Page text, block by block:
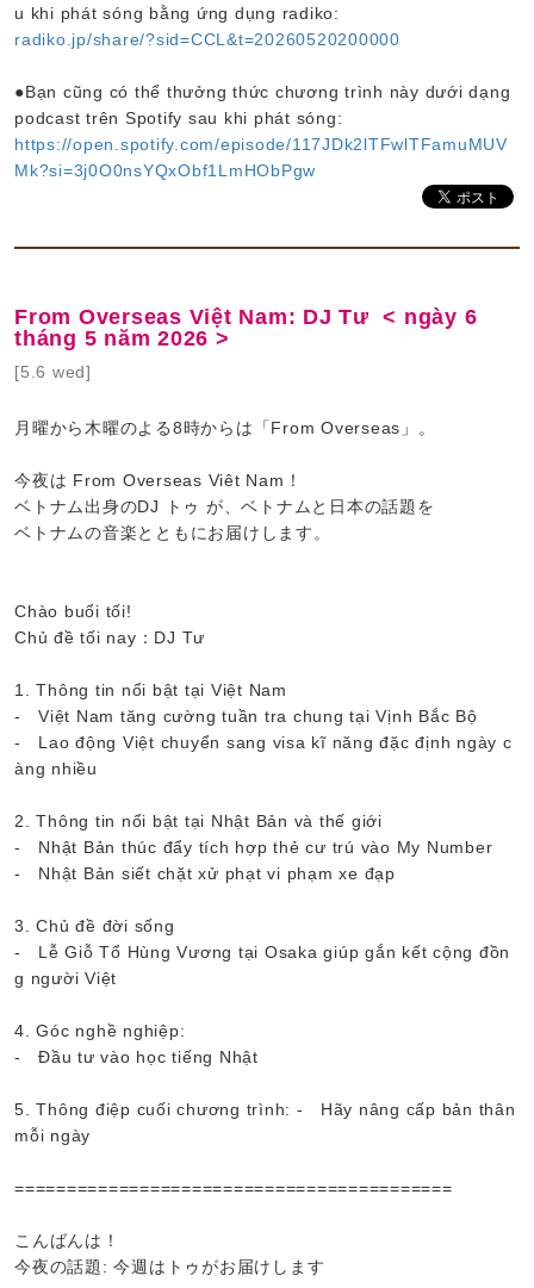
u khi phát sóng bằng ứng dụng radiko:
radiko.jp/share/?sid=CCL&t=20260520200000
●Bạn cũng có thể thưởng thức chương trình này dưới dạng
podcast trên Spotify sau khi phát sóng:
https://open.spotify.com/episode/117JDk2lTFwlTFamuMUV
Mk?si=3j0O0nsYQxObf1LmHObPgw
From Overseas Việt Nam: DJ Tư < ngày 6
tháng 5 năm 2026 >
[5.6 wed]
月曜から木曜のよる8時からは「From Overseas」。
今夜は From Overseas Viêt Nam！
ベトナム出身のDJ トゥ が、ベトナムと日本の話題を
ベトナムの音楽とともにお届けします。
Chào buổi tối!
Chủ đề tối nay：DJ Tư
1. Thông tin nổi bật tại Việt Nam
- Việt Nam tăng cường tuần tra chung tại Vịnh Bắc Bộ
- Lao động Việt chuyển sang visa kĩ năng đặc định ngày c
àng nhiều
2. Thông tin nổi bật tại Nhật Bản và thế giới
- Nhật Bản thúc đẩy tích hợp thẻ cư trú vào My Number
- Nhật Bản siết chặt xử phạt vi phạm xe đạp
3. Chủ đề đời sống
- Lễ Giỗ Tổ Hùng Vương tại Osaka giúp gắn kết cộng đồn
g người Việt
4. Góc nghề nghiệp:
- Đầu tư vào học tiếng Nhật
5. Thông điệp cuối chương trình: - Hãy nâng cấp bản thân
mỗi ngày
==========================================
こんばんは！
今夜の話題: 今週はトゥがお届けします